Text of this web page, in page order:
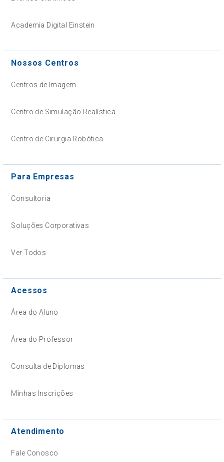
Academia Digital Einstein
Nossos Centros
Centros de Imagem
Centro de Simulação Realística
Centro de Cirurgia Robótica
Para Empresas
Consultoria
Soluções Corporativas
Ver Todos
Acessos
Área do Aluno
Área do Professor
Consulta de Diplomas
Minhas Inscrições
Atendimento
Fale Conosco